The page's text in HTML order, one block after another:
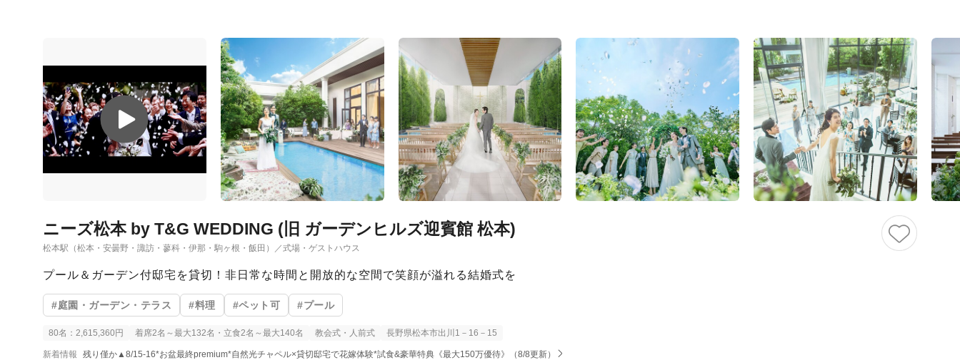
ニーズ松本 by T&G WEDDING (旧 ガーデンヒルズ迎賓館 松本)
松本駅（松本・安曇野・諏訪・蓼科・伊那・駒ヶ根・飯田）／式場・ゲストハウス
プール＆ガーデン付邸宅を貸切！非日常な時間と開放的な空間で笑顔が溢れる結婚式を
#庭園・ガーデン・テラス #料理 #ペット可 #プール
80名：2,615,360円 着席2名～最大132名・立食2名～最大140名 教会式・人前式 長野県松本市出川1－16－15
新着情報 残り僅か▲8/15-16*お盆最終premium*自然光チャペル×貸切邸宅で花嫁体験*試食&豪華特典《最大150万優待》（8/8更新）